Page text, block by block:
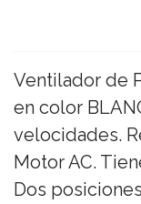
Ventilador de
en color
velocidades.
Motor AC.
Dos